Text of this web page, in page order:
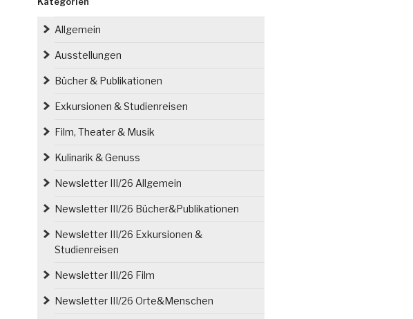
Allgemein
Ausstellungen
Bücher & Publikationen
Exkursionen & Studienreisen
Film, Theater & Musik
Kulinarik & Genuss
Newsletter III/26 Allgemein
Newsletter III/26 Bücher&Publikationen
Newsletter III/26 Exkursionen &
Studienreisen
Newsletter III/26 Film
Newsletter III/26 Orte&Menschen